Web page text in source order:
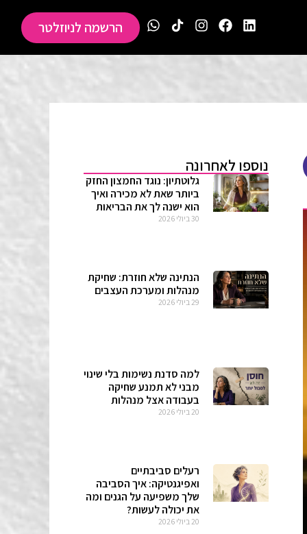
הרשמה לניוזלטר
נוספו לאחרונה
גלוטתיון: נוגד החמצון החזק
ביותר שאת לא מכירה ואיך
הוא ישנה לך את הבריאות
30 ביולי 2026
הנתינה שלא חוזרת: שחיקת
מנהלות ומערכת העצבים
29 ביולי 2026
למה סדנת נשימות בלי שינוי
מבני לא תמנע שחיקה
בעבודה אצל מנהלות
20 ביולי 2026
רעלים סביבתיים
ואפיגנטיקה: איך הסביבה
שלך משפיעה על הגנים ומה
את יכולה לעשות?
20 ביולי 2026